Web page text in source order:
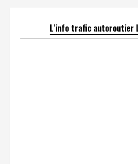
L'info trafic autoroutier